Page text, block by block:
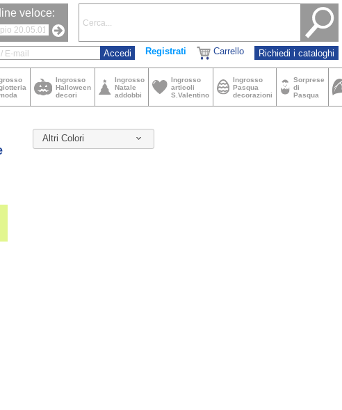
Registrati Carrello Richiedi i cataloghi
veloce:
Ingrosso
Halloween
decori
Ingrosso
Natale
addobbi
Ingrosso
articoli
S.Valentino
Ingrosso
Pasqua
decorazioni
Sorprese
di
Pasqua
Altri Colori